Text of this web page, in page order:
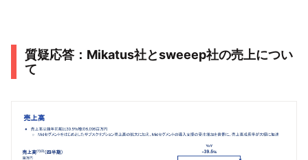
質疑応答：Mikatus社とsweeep社の売上につい
て